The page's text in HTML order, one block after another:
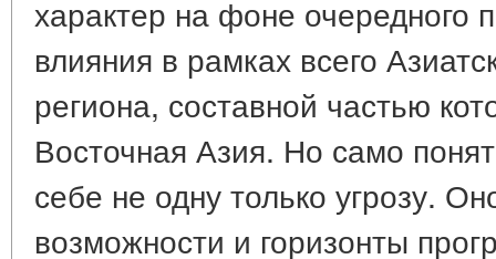
характер на фоне очередного
влияния в рамках всего
региона, составной частью
Восточная Азия. Но само
себе не одну только угрозу.
возможности и горизонты